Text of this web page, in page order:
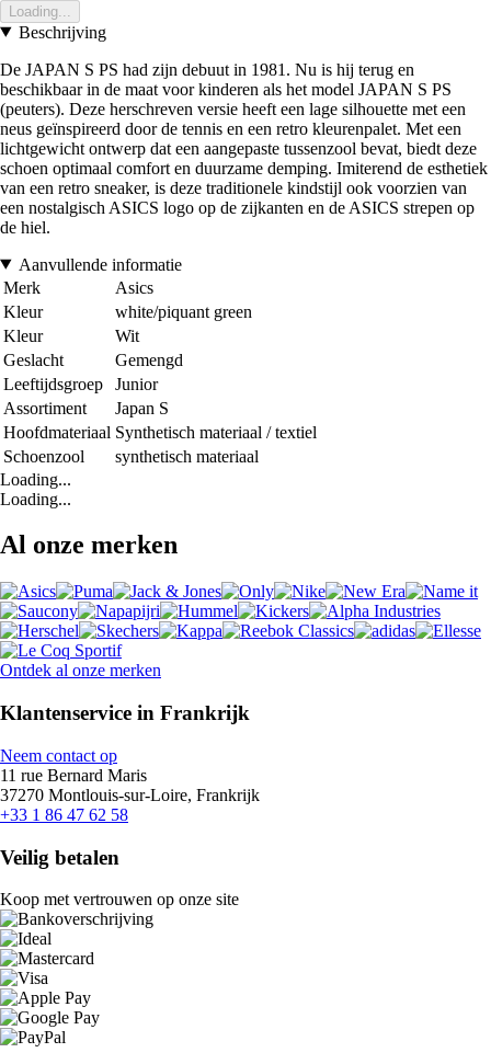
Loading...
Beschrijving
De JAPAN S PS had zijn debuut in 1981. Nu is hij terug en
beschikbaar in de maat voor kinderen als het model JAPAN S PS
(peuters). Deze herschreven versie heeft een lage silhouette met een
neus geïnspireerd door de tennis en een retro kleurenpalet. Met een
lichtgewicht ontwerp dat een aangepaste tussenzool bevat, biedt deze
schoen optimaal comfort en duurzame demping. Imiterend de esthetiek
van een retro sneaker, is deze traditionele kindstijl ook voorzien van
een nostalgisch ASICS logo op de zijkanten en de ASICS strepen op
de hiel.
Aanvullende informatie
Merk
Asics
Kleur
white/piquant green
Kleur
Wit
Geslacht
Gemengd
Leeftijdsgroep
Junior
Assortiment
Japan S
Hoofdmateriaal Synthetisch materiaal / textiel
Schoenzool
synthetisch materiaal
Loading...
Loading...
Al onze merken
Ontdek al onze merken
Klantenservice in Frankrijk
Neem contact op
11 rue Bernard Maris
37270 Montlouis-sur-Loire, Frankrijk
+33 1 86 47 62 58
Veilig betalen
Koop met vertrouwen op onze site